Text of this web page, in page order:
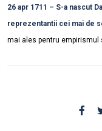
26 apr 1711 – S-a nascut
reprezentantii cei mai de
mai ales pentru